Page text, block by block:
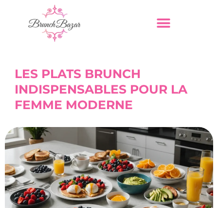
LES PLATS BRUNCH
INDISPENSABLES POUR LA
FEMME MODERNE